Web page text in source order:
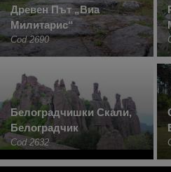
Древен Път „Виа
Милитарис“
Cod 2690
Белоградчишки Скали,
Белоградчик
Cod 2632